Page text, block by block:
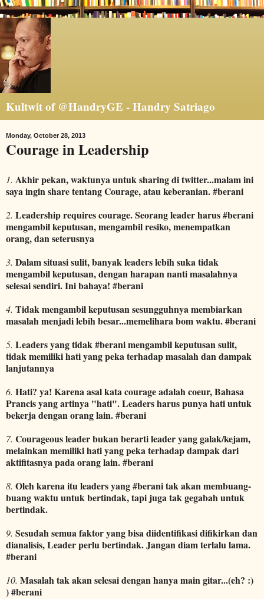
Kultwit of @HandryGE - Handry Satriago
Monday, October 28, 2013
Courage in Leadership
1. Akhir pekan, waktunya untuk sharing di twitter...malam ini
saya ingin share tentang Courage, atau keberanian. #berani
2. Leadership requires courage. Seorang leader harus #berani
mengambil keputusan, mengambil resiko, menempatkan
orang, dan seterusnya
3. Dalam situasi sulit, banyak leaders lebih suka tidak
mengambil keputusan, dengan harapan nanti masalahnya
selesai sendiri. Ini bahaya! #berani
4. Tidak mengambil keputusan sesungguhnya membiarkan
masalah menjadi lebih besar...memelihara bom waktu. #berani
5. Leaders yang tidak #berani mengambil keputusan sulit,
tidak memiliki hati yang peka terhadap masalah dan dampak
lanjutannya
6. Hati? ya! Karena asal kata courage adalah coeur, Bahasa
Prancis yang artinya "hati". Leaders harus punya hati untuk
bekerja dengan orang lain. #berani
7. Courageous leader bukan berarti leader yang galak/kejam,
melainkan memiliki hati yang peka terhadap dampak dari
aktifitasnya pada orang lain. #berani
8. Oleh karena itu leaders yang #berani tak akan membuang-
buang waktu untuk bertindak, tapi juga tak gegabah untuk
bertindak.
9. Sesudah semua faktor yang bisa diidentifikasi difikirkan dan
dianalisis, Leader perlu bertindak. Jangan diam terlalu lama.
#berani
10. Masalah tak akan selesai dengan hanya main gitar...(eh? :)
) #berani